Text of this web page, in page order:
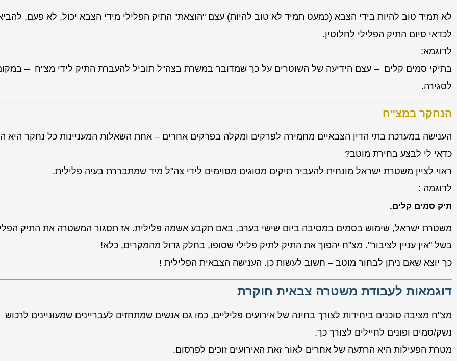
לא תמיד טוב להיות בידי הצבא (כמעט תמיד לא טוב להיות) עצם "הוצאת" התיק הפלילי מידי הצבא יכול, לא פעם,
לכדאי סיום התיק הפלילי לחלוטין.
לדוגמא:
בתיקי סמים קלים – עצם הידיעה של השוטרים על כך שמדובר במשרת בצה"ל תוביל להעברת התיק לידי מצ"ח –
לסגירה.
הנחקר במצ"ח
הענישה במערכת בתי הדין הצבאיים מחמירה לפרקים ומקלה בפרקים אחרים – אחת השאלות המעניינות כל נחקר היא
כדאי לי לבצע בחירת מוטב?
ראוי לציין משטרת ישראל מונחית להעביר תיקים מסוגים מסוימים לידי צה"ל מיד שמתבררת בעיה פלילית.
לדוגמה :
תיק סמים קלים.
משטרת ישראל, שימוש בסמים במסיבה ביום שישי בערב, באם תקבע אשמה פלילית. אז תסגור המשטרה את התיק
בשל "אין עניין לציבור". מצ"ח יהפוך את התיק לתיק פלילי שסופו, בחלק גדול מהמקרים, כלא!
כך יוצא שאם ניתן לבחור מוטב – חשוב לעשות כן. הענישה הצבאית הפלילית !
דוגמאות לעבודת משטרה צבאית חוקרת
מצ"ח מציבה סוכנים ביחידות לצורך בחינה של אירועים פליליים, כמו גם אנשים שמתחזים לעבריינים שמעוניינים לרכוש
נשק/סמים ופונים לחיילים לצורך כך.
מטרת הפעילות היא הרתעה של אחרים לאור זאת האירועים זוכים לפרסום.